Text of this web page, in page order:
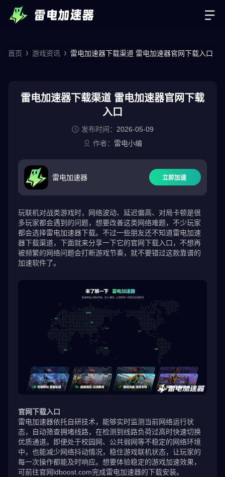
首页 游戏资讯 雷电加速器下载渠道 雷电加速器官网下载入口
雷电加速器下载渠道 雷电加速器官网下载
入口
发布时间： 2026-05-09
作者： 雷电小编
雷电加速器 立即加速
玩联机对战类游戏时，网络波动、延迟偏高、对局卡顿是很
多玩家都会遇到的问题，想要改善这类网络难题，不少玩家
都会选择雷电加速器下载。不过一些朋友还不知道雷电加速
器下载渠道，下面就来分享一下它的官网下载入口，不想再
被频繁的网络问题会打断游戏节奏，就不要错过这款靠谱的
加速软件了。
官网下载入口
雷电加速器依托自研技术，能够实时监测当前网络运行状
态，自动筛查拥堵线路，在检测到线路负荷过高时快速切换
优质通道。即便处于校园网、公共弱网等不稳定的网络环境
中，也能减少网络抖动情况，稳住游戏联机状态，让玩家的
每一次操作都能及时响应。想要体验稳定的游戏加速效果，
可前往官网ldboost.com完成雷电加速器的下载安装。